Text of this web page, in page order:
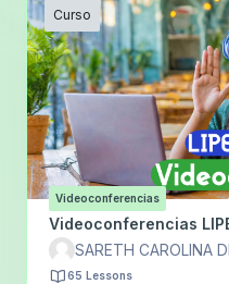
Curso
Videoconferencias
Videoconferencias
SARETH CAROLINA
65 Lessons